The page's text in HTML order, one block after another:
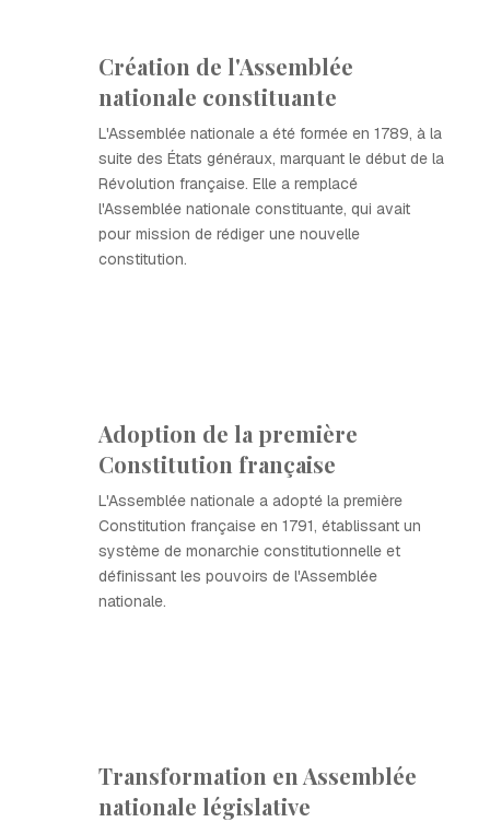
Création de l'Assemblée
nationale constituante
L'Assemblée nationale a été formée en 1789, à la
suite des États généraux, marquant le début de la
Révolution française. Elle a remplacé
l'Assemblée nationale constituante, qui avait
pour mission de rédiger une nouvelle
constitution.
Adoption de la première
Constitution française
L'Assemblée nationale a adopté la première
Constitution française en 1791, établissant un
système de monarchie constitutionnelle et
définissant les pouvoirs de l'Assemblée
nationale.
Transformation en Assemblée
nationale législative